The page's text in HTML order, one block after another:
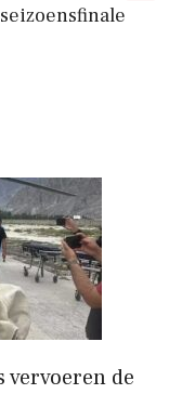
vervoeren de